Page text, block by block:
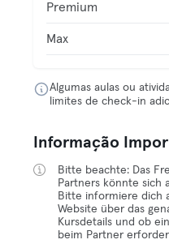
Premium
Max
Algumas aulas ou
limites de check-in
Informação
Bitte beachte: Das
Partners könnte sich
Bitte informiere dich
Website über das
Kursdetails und ob
beim Partner